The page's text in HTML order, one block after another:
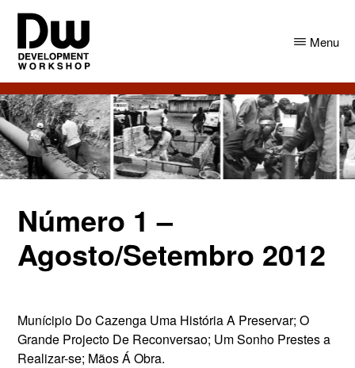
Skip
main
content
Skip
primary
sidebar
DW
Angola
Development
Workshop
Angola
Menu
Número 1 –
Agosto/Setembro 2012
Munícipio Do Cazenga Uma História A Preservar; O
Grande Projecto De Reconversao; Um Sonho Prestes a
Realizar-se; Mãos Á Obra.